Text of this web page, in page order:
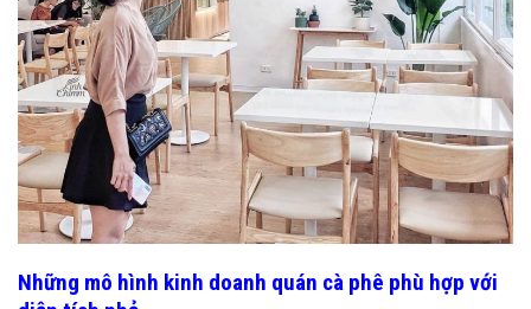
Những mô hình kinh doanh quán cà phê phù hợp với